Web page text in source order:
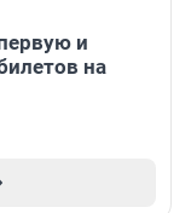
и
на